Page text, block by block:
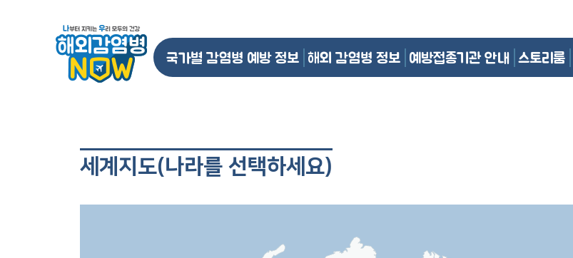
국가별 감염병 예방 정보 해외 감염병 정보 예방접종기관 안내 스토리룸
세계지도(나라를 선택하세요)